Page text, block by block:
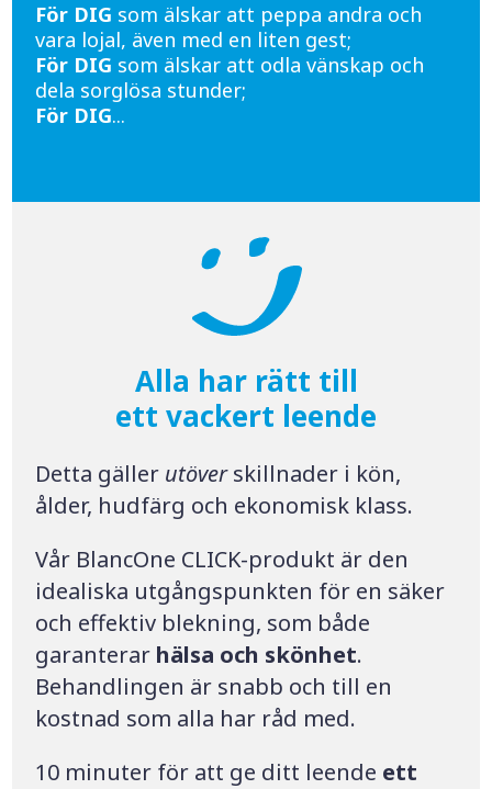
För DIG som älskar att peppa andra och
vara lojal, även med en liten gest;
För DIG som älskar att odla vänskap och
dela sorglösa stunder;
För DIG...
Alla har rätt till
ett vackert leende
Detta gäller utöverskillnader i kön,
ålder, hudfärg och ekonomisk klass.
Vår BlancOne CLICK-produkt är den
idealiska utgångspunkten för en säker
och effektiv blekning, som både
garanterar hälsa och skönhet.
Behandlingen är snabb och till en
kostnad som alla har råd med.
10 minuter för att ge ditt leende ett